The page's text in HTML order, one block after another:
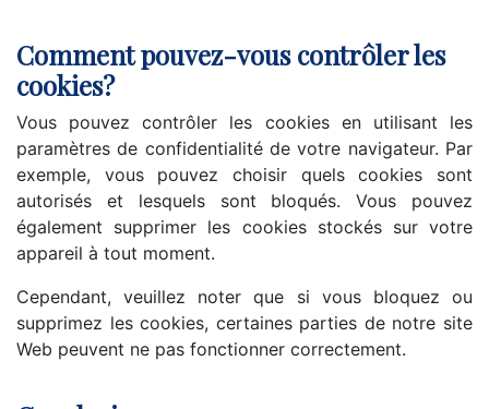
Comment pouvez-vous contrôler les
cookies?
Vous pouvez contrôler les cookies en utilisant les
paramètres de confidentialité de votre navigateur. Par
exemple, vous pouvez choisir quels cookies sont
autorisés et lesquels sont bloqués. Vous pouvez
également supprimer les cookies stockés sur votre
appareil à tout moment.
Cependant, veuillez noter que si vous bloquez ou
supprimez les cookies, certaines parties de notre site
Web peuvent ne pas fonctionner correctement.